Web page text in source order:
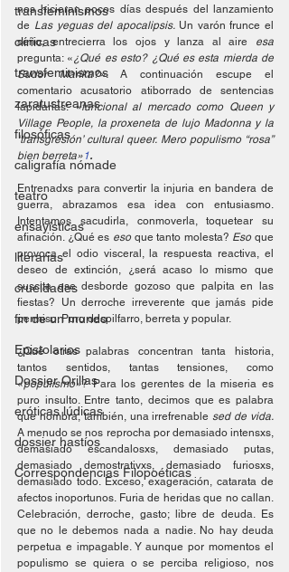
transfeminismos
clínicas
transfeminismos
zaratustreanas
filosóficas
caligrafía nómade
teatro
ensayísticas
literarias
crueldades
fin de un mundo
Epistolarios
Dossier Orillas
eróticas lúdicas
dossier hastíos
Correspondencias Filopoéticas
nos hicieran pocos días después del lanzamiento
de Las yeguas del apocalipsis. Un varón frunce el
seño, entrecierra los ojos y lanza al aire
pregunta: «¿Qué es esto? ¿Qué es esta mierda de
Sudor Marika?». A continuación escupe el
comentario acusatorio atiborrado de sentencias
lapidarias: «funcional al mercado como Queen y
Village People, la proxeneta de lujo Madonna y la
‘transgresión’ cultural queer. Mero populismo “rosa”
bien berreta»1.
Entrenadxs para convertir la injuria en bandera de
guerra, abrazamos esa idea con entusiasmo.
Intentamos sacudirla, conmoverla, toquetear su
afinación. ¿Qué es eso que tanto molesta? Eso que
provoca el odio visceral, la respuesta reactiva, el
deseo de extinción, ¿será acaso lo mismo que
suscita ese desborde gozoso que palpita en las
fiestas? Un derroche irreverente que jamás pide
permiso. Puro despilfarro, berreta y popular.
¿Qué otras palabras concentran tanta historia,
tantos sentidos, tantas tensiones, como
«populismo»? Para los gerentes de la miseria es
puro insulto. Entre tanto, decimos que es palabra
que nombra, también, una irrefrenable
A menudo se nos reprocha por demasiado intensxs,
demasiado escandalosxs, demasiado putas,
demasiado demostrativxs, demasiado furiosxs,
demasiado todo. Exceso, exageración, catarata de
afectos inoportunos. Furia de heridas que no callan.
Celebración, derroche, gasto; libre de deuda. Es
que no le debemos nada a nadie. No hay deuda
perpetua e impagable. Y aunque por momentos el
populismo se quiera o se perciba religioso, nos